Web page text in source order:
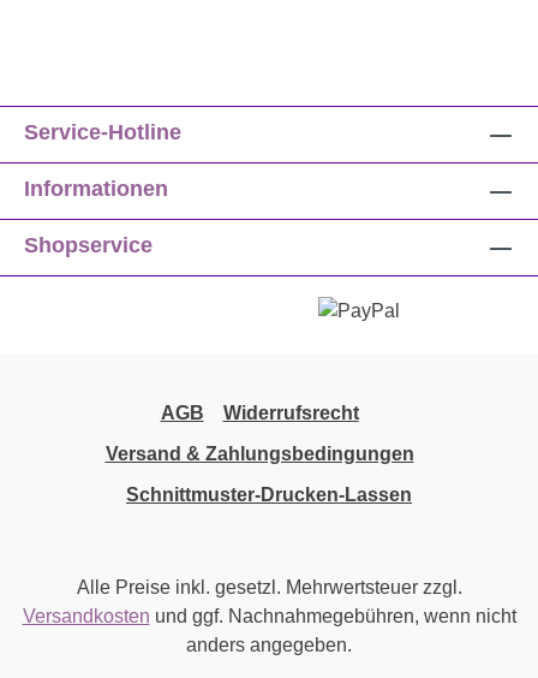
Service-Hotline
Informationen
Shopservice
AGB
Widerrufsrecht
Versand & Zahlungsbedingungen
Schnittmuster-Drucken-Lassen
Alle Preise inkl. gesetzl. Mehrwertsteuer zzgl.
Versandkosten und ggf. Nachnahmegebühren, wenn nicht
anders angegeben.